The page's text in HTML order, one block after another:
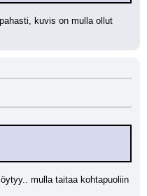
kuvis on mulla ollut
mulla taitaa kohtapuoliin